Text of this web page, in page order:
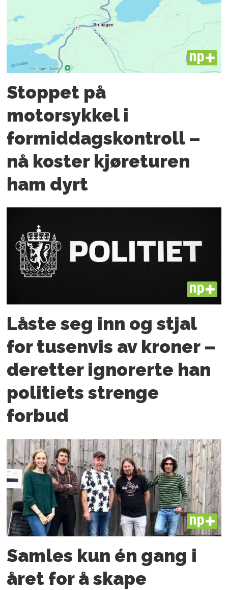
PLUS
Stoppet på
motorsykkel i
formiddagskontroll –
nå koster kjøreturen
ham dyrt
PLUS
Låste seg inn og stjal
for tusenvis av kroner –
deretter ignorerte han
politiets strenge
forbud
PLUS
Samles kun én gang i
året for å skape